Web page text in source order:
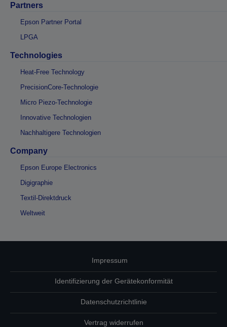
Partners
Epson Partner Portal
LPGA
Technologies
Heat-Free Technology
PrecisionCore-Technologie
Micro Piezo-Technologie
Innovative Technologien
Nachhaltigere Technologien
Company
Epson Europe Electronics
Digigraphie
Textil-Direktdruck
Weltweit
Impressum
Identifizierung der Gerätekonformität
Datenschutzrichtlinie
Vertrag widerrufen